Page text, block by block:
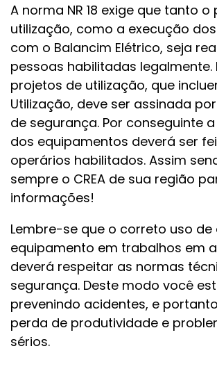
A norma NR 18 exige que tanto
utilização, como a execução
com o Balancim Elétrico, seja
pessoas habilitadas legalmente.
projetos de utilização, que
Utilização, deve ser assinada
de segurança. Por conseguinte
dos equipamentos deverá ser
operários habilitados. Assim
sempre o CREA de sua região
informações!
Lembre-se que o correto uso de
equipamento em trabalhos em
deverá respeitar as normas
segurança. Deste modo você
prevenindo acidentes, e
perda de produtividade e
sérios.